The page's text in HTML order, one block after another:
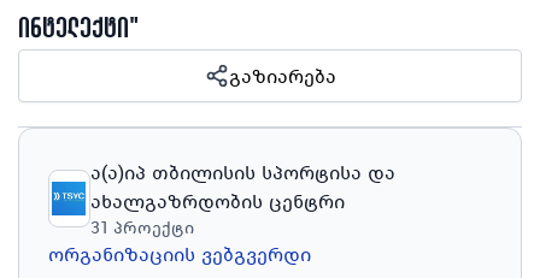
ინტელექტი"
გაზიარება
ა(ა)იპ თბილისის სპორტისა და
ახალგაზრდობის ცენტრი
31 პროექტი
ორგანიზაციის ვებგვერდი